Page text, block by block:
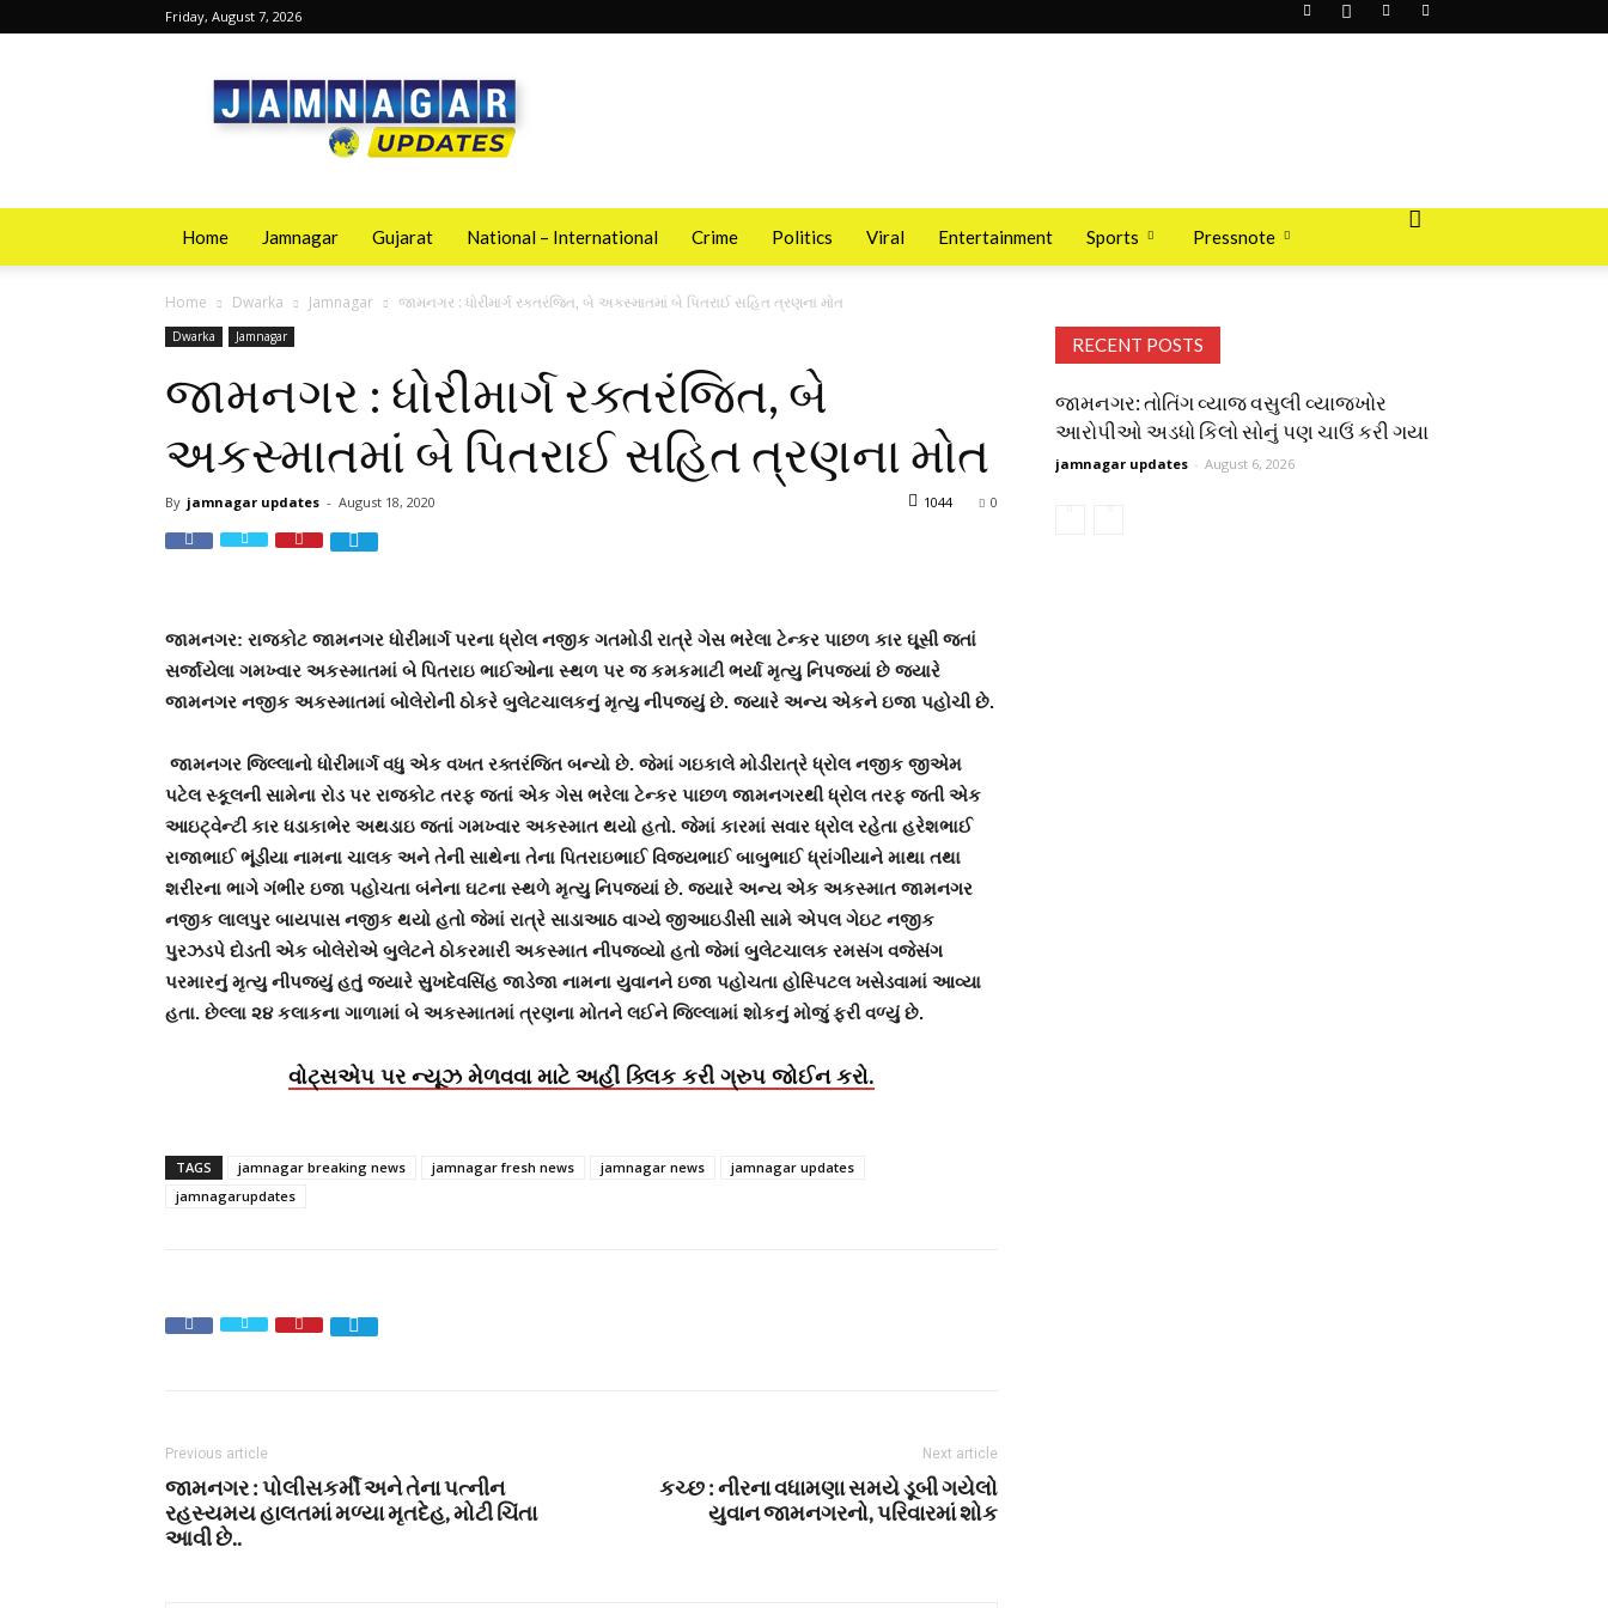
Friday, August 7, 2026
Jamnagarupdates
Home Jamnagar Gujarat National – International Crime Politics Viral Entertainment Sports Pressnote
Home Dwarka Jamnagar જામનગર : ધોરીમાર્ગ રક્તરંજિત, બે અકસ્માતમાં બે પિતરાઈ સહિત ત્રણના મોત
Dwarka Jamnagar
જામનગર : ધોરીમાર્ગ રક્તરંજિત, બે
અકસ્માતમાં બે પિતરાઈ સહિત ત્રણના મોત
By jamnagar updates - August 18, 2020 0
1044
જામનગર: રાજકોટ જામનગર ધોરીમાર્ગ પરના ધ્રોલ નજીક ગતમોડી રાત્રે ગેસ ભરેલા ટેન્કર પાછળ કાર ઘૂસી જતાં
સર્જાયેલા ગમખ્વાર અકસ્માતમાં બે પિતરાઇ ભાઈઓના સ્થળ પર જ કમકમાટી ભર્યા મૃત્યુ નિપજ્યાં છે જ્યારે
જામનગર નજીક અકસ્માતમાં બોલેરોની ઠોકરે બુલેટચાલકનું મૃત્યુ નીપજયું છે. જ્યારે અન્ય એકને ઇજા પહોચી છે.
જામનગર જિલ્લાનો ધોરીમાર્ગ વધુ એક વખત રક્તરંજિત બન્યો છે. જેમાં ગઇકાલે મોડીરાત્રે ધ્રોલ નજીક જીએમ
પટેલ સ્કૂલની સામેના રોડ પર રાજકોટ તરફ જતાં એક ગેસ ભરેલા ટેન્કર પાછળ જામનગરથી ધ્રોલ તરફ જતી એક
આઇટ્વેન્ટી કાર ધડાકાભેર અથડાઇ જતાં ગમખ્વાર અકસ્માત થયો હતો. જેમાં કારમાં સવાર ધ્રોલ રહેતા હરેશભાઈ
રાજાભાઈ ભૂંડીયા નામના ચાલક અને તેની સાથેના તેના પિતરાઇભાઈ વિજયભાઈ બાબુભાઈ ધ્રાંગીયાને માથા તથા
શરીરના ભાગે ગંભીર ઇજા પહોચતા બંનેના ઘટના સ્થળે મૃત્યુ નિપજ્યાં છે. જ્યારે અન્ય એક અકસ્માત જામનગર
નજીક લાલપુર બાયપાસ નજીક થયો હતો જેમાં રાત્રે સાડાઆઠ વાગ્યે જીઆઇડીસી સામે એપલ ગેઇટ નજીક
પુરઝડપે દોડતી એક બોલેરોએ બુલેટને ઠોકરમારી અકસ્માત નીપજવ્યો હતો જેમાં બુલેટચાલક રમસંગ વજેસંગ
પરમારનું મૃત્યુ નીપજયું હતું જ્યારે સુખદેવસિંહ જાડેજા નામના યુવાનને ઇજા પહોચતા હોસ્પિટલ ખસેડવામાં આવ્યા
હતા. છેલ્લા ૨૪ કલાકના ગાળામાં બે અકસ્માતમાં ત્રણના મોતને લઈને જિલ્લામાં શોકનું મોજું ફરી વળ્યું છે.
વોટ્સએપ પર ન્યૂઝ મેળવવા માટે અહીં ક્લિક કરી ગ્રુપ જોઈન કરો.
TAGS jamnagar breaking news jamnagar fresh news jamnagar news
jamnagar updates
jamnagarupdates
Previous article
જામનગર : પોલીસકર્મી અને તેના પત્નીન
રહસ્યમય હાલતમાં મળ્યા મૃતદેહ, મોટી ચિંતા
આવી છે..
Next article
કચ્છ : નીરના વધામણા સમયે ડૂબી ગયેલો
યુવાન જામનગરનો, પરિવારમાં શોક
RECENT POSTS
જામનગર: તોતિંગ વ્યાજ વસુલી વ્યાજખોર
આરોપીઓ અડધો કિલો સોનું પણ ચાઉં કરી ગયા
jamnagar updates - August 6, 2026